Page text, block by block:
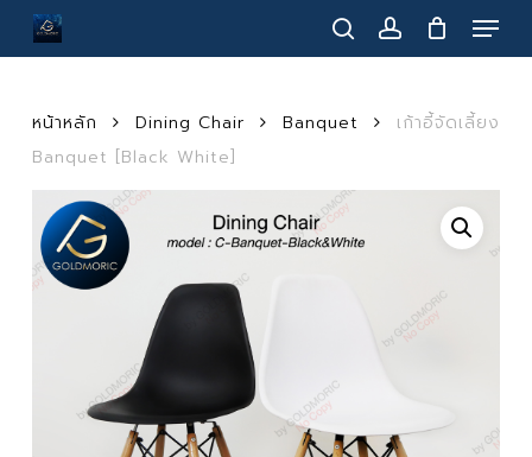
Skip
searchaccount
Menu
หน้าหลัก Dining Chair Banquet
เก้าอี้จัดเลี้ยง
Banquet [Black White]